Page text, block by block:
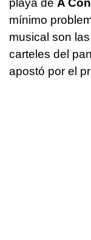
playa de A
mínimo
musical son
carteles del
apostó por el